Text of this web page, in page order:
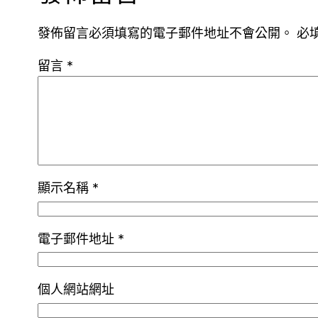
發佈留言必須填寫的電子郵件地址不會公開。 必
留言 *
顯示名稱 *
電子郵件地址 *
個人網站網址